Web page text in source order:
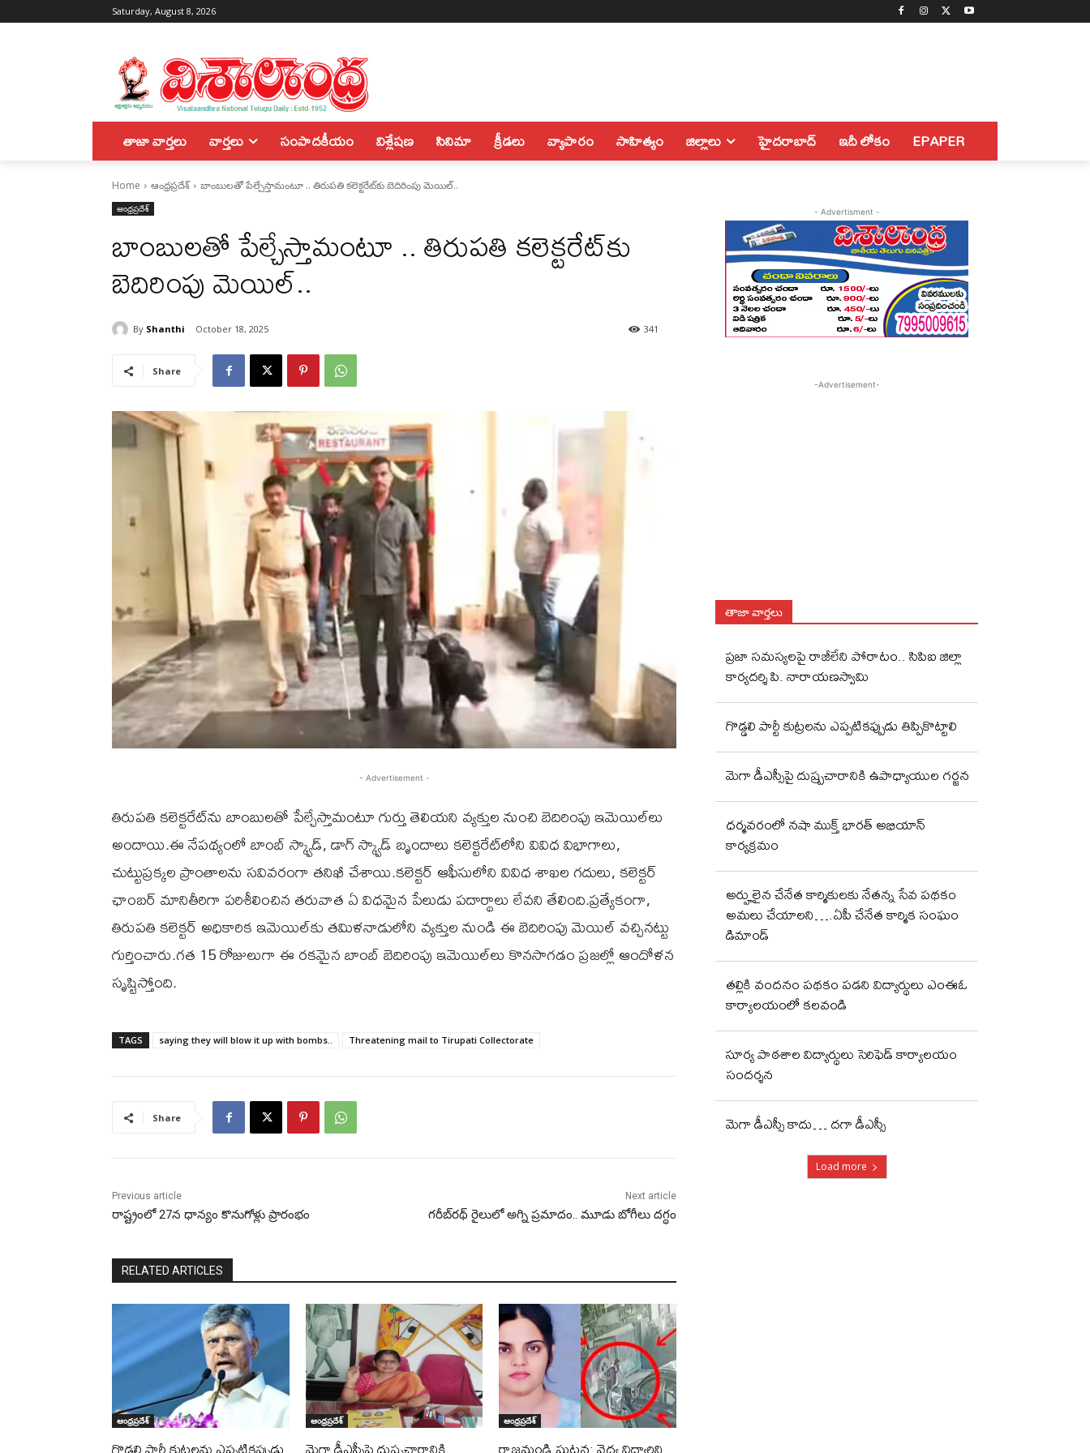
Saturday, August 8, 2026
తాజా వార్తలు వార్తలు సంపాదకీయం విశ్లేషణ సినిమా క్రీడలు వ్యాపారం సాహిత్యం జిల్లాలు హైదరాబాద్ ఇదీ లోకం EPAPER
Home ఆంధ్రప్రదేశ్ బాంబులతో పేల్చేస్తామంటూ .. తిరుపతి కలెక్టరేట్‌కు బెదిరింపు మెయిల్‌..
ఆంధ్రప్రదేశ్
బాంబులతో పేల్చేస్తామంటూ .. తిరుపతి కలెక్టరేట్‌కు
బెదిరింపు మెయిల్‌..
By Shanthi October 18, 2025 341
Share
- Advertisement -
తిరుపతి కలెక్టరేట్‌ను బాంబులతో పేల్చేస్తామంటూ గుర్తు తెలియని వ్యక్తుల నుంచి బెదిరింపు ఇమెయిల్‌లు
అందాయి.ఈ నేపథ్యంలో బాంబ్ స్క్వాడ్, డాగ్ స్క్వాడ్ బృందాలు కలెక్టరేట్‌లోని వివిధ విభాగాలు,
చుట్టుప్రక్కల ప్రాంతాలను సవివరంగా తనిఖీ చేశాయి.కలెక్టర్ ఆఫీసులోని వివిధ శాఖల గదులు, కలెక్టర్
ఛాంబర్‌ మానితీరిగా పరిశీలించిన తరువాత ఏ విధమైన పేలుడు పదార్థాలు లేవని తేలింది.ప్రత్యేకంగా,
తిరుపతి కలెక్టర్ అధికారిక ఇమెయిల్‌కు తమిళనాడులోని వ్యక్తుల నుండి ఈ బెదిరింపు మెయిల్ వచ్చినట్టు
గుర్తించారు.గత 15 రోజులుగా ఈ రకమైన బాంబ్ బెదిరింపు ఇమెయిల్‌లు కొనసాగడం ప్రజల్లో ఆందోళన
సృష్టిస్తోంది.
TAGS saying they will blow it up with bombs.. Threatening mail to Tirupati Collectorate
Share
Previous article
రాష్ట్రంలో 27న ధాన్యం కొనుగోళ్లు ప్రారంభం
Next article
గరీబ్‌రథ్‌ రైలులో అగ్ని ప్రమాదం.. మూడు బోగీలు దగ్ధం
RELATED ARTICLES
ఆంధ్రప్రదేశ్ ఆంధ్రప్రదేశ్ ఆంధ్రప్రదేశ్
- Advertisment -
-Advertisement-
తాజా వార్తలు
ప్రజా సమస్యలపై రాజీలేని పోరాటం.. సిపిఐ జిల్లా
కార్యదర్శి పి. నారాయణస్వామి
గొడ్డలి పార్టీ కుట్రలను ఎప్పటికప్పుడు తిప్పికొట్టాలి
మెగా డీఎస్సీపై దుష్ప్రచారానికి ఉపాధ్యాయుల గర్జన
ధర్మవరంలో నషా ముక్త్ భారత్ అభియాన్
కార్యక్రమం
అర్హులైన చేనేత కార్మికులకు నేతన్న సేవ పథకం
అమలు చేయాలని….ఏపీ చేనేత కార్మిక సంఘం
డిమాండ్
తల్లికి వందనం పథకం పడని విద్యార్థులు ఎంఈఓ
కార్యాలయంలో కలవండి
సూర్య పాఠశాల విద్యార్థులు సెరిఫెడ్ కార్యాలయం
సందర్శన
మెగా డీఎస్సీ కాదు… దగా డీఎస్సీ
Load more